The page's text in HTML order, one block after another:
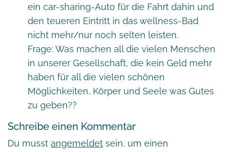
ein car-sharing-Auto für die Fahrt dahin und
den teueren Eintritt in das wellness-Bad
nicht mehr/nur noch selten leisten.
Frage: Was machen all die vielen Menschen
in unserer Gesellschaft, die kein Geld mehr
haben für all die vielen schönen
Möglichkeiten, Körper und Seele was Gutes
zu geben??
Schreibe einen Kommentar
Du musst angemeldet sein, um einen